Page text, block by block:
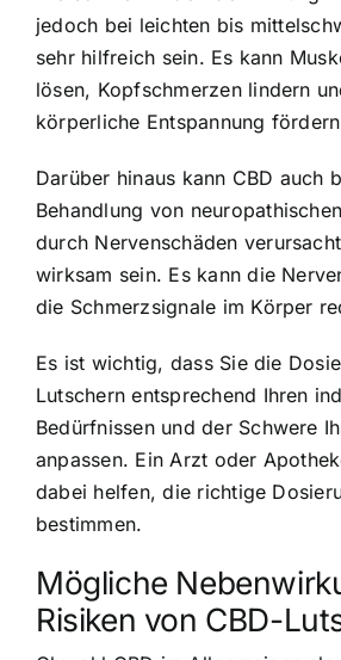
jedoch bei leichten bis
sehr hilfreich sein. Es kann
lösen, Kopfschmerzen lindern
körperliche Entspannung
Darüber hinaus kann CBD auch
Behandlung von
durch Nervenschäden
wirksam sein. Es kann die
die Schmerzsignale im Körper
Es ist wichtig, dass Sie die
Lutschern entsprechend Ihren
Bedürfnissen und der Schwere
anpassen. Ein Arzt oder
dabei helfen, die richtige
bestimmen.
Mögliche
Risiken von CBD-